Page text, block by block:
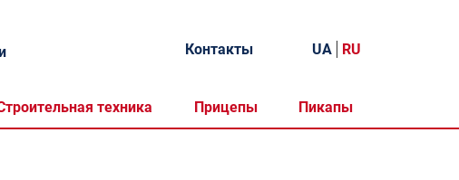
техника Прицепы Пикапы
Контакты UA RU